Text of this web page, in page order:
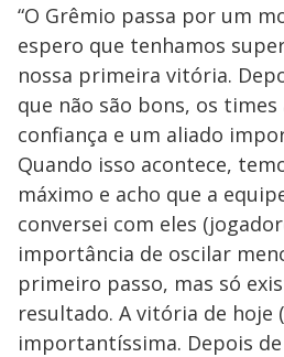
“O Grêmio passa por um
espero que tenhamos
nossa primeira vitória.
que não são bons, os
confiança e um aliado
Quando isso acontece,
máximo e acho que a
conversei com eles
importância de oscilar
primeiro passo, mas só
resultado. A vitória de hoje
importantíssima. Depois